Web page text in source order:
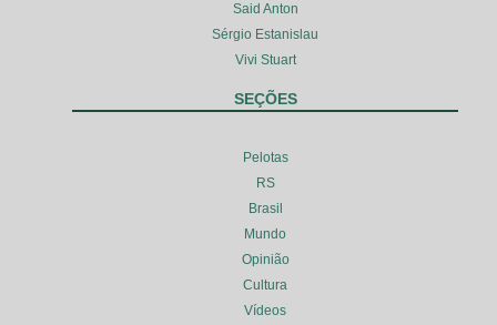
Said Anton
Sérgio Estanislau
Vivi Stuart
SEÇÕES
Pelotas
RS
Brasil
Mundo
Opinião
Cultura
Vídeos